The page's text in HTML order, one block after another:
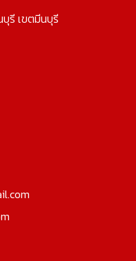
รี เขตมีนบุรี